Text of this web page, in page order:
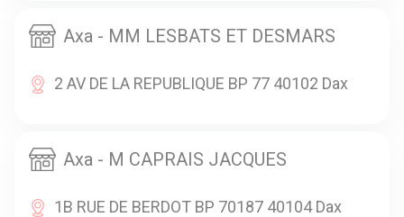
Axa - MM LESBATS ET DESMARS
2 AV DE LA REPUBLIQUE BP 77 40102 Dax
Axa - M CAPRAIS JACQUES
1B RUE DE BERDOT BP 70187 40104 Dax